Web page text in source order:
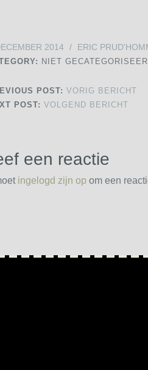
2014 / ERIC
NIET
POST: VORIG BERICHT
POST: VOLGEND BERICHT
een reactie
ingelogd zijn op om een